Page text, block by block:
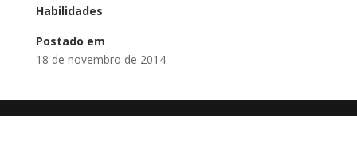
Habilidades
Postado em
18 de novembro de 2014